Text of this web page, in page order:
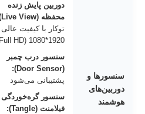
سنسورها و
دوربین‌های
هوشمند
دوربین پایش زنده
محفظه (Live View):
توکار با کیفیت عالی
1920*1080 (Full HD)
سنسور درب چمبر
(Door Sensor):
پشتیبانی می‌شود
سنسور گره‌خوردگی
فیلامنت (Tangle):